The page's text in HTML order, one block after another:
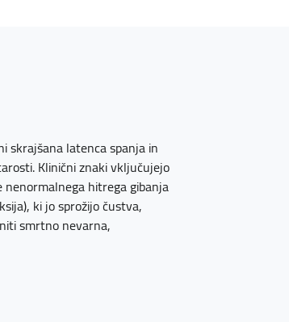
skrajšana latenca spanja in
Klinični znaki vključujejo
hitrega gibanja
ki jo sprožijo čustva,
smrtno nevarna,